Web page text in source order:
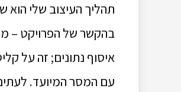
תהליך העיצוב שלי הוא
בהקשר של הפרויקט –
איסוף נתונים; זה על
עם המסר המיועד. לעתים